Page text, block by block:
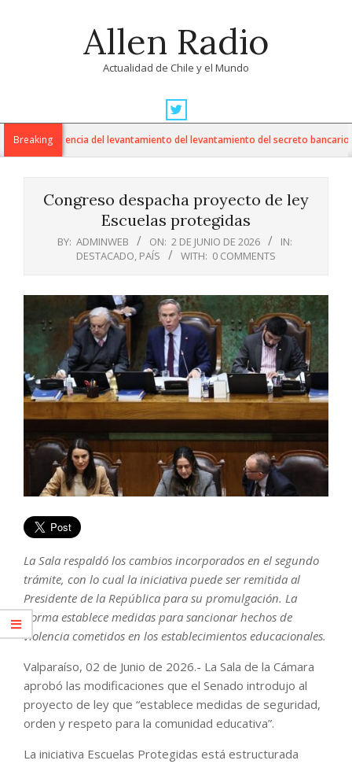
Allen Radio
Actualidad de Chile y el Mundo
Navigation
MenuBreakingausencia del levantamiento del levantamiento del secreto bancario en
Congreso despacha proyecto de ley
Escuelas protegidas
BY: ADMINWEB ON: 2 DE JUNIO DE 2026
IN:
DESTACADO, PAÍS WITH: 0 COMMENTS
La Sala respaldó los cambios incorporados en el segundo
trámite, con lo cual la iniciativa puede ser remitida al
Presidente de la República para su promulgación. La
norma establece medidas para sancionar hechos de
violencia cometidos en los establecimientos educacionales.
Valparaíso, 02 de Junio de 2026.- La Sala de la Cámara
aprobó las modificaciones que el Senado introdujo al
proyecto de ley que “establece medidas de seguridad,
orden y respeto para la comunidad educativa”.
La iniciativa Escuelas Protegidas está estructurada